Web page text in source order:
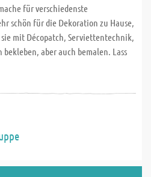
für verschiedenste
schön für die Dekoration zu Hause,
mit Décopatch, Serviettentechnik,
aber auch bemalen. Lass